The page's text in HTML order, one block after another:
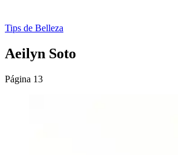
Tips de Belleza
Aeilyn Soto
Página 13